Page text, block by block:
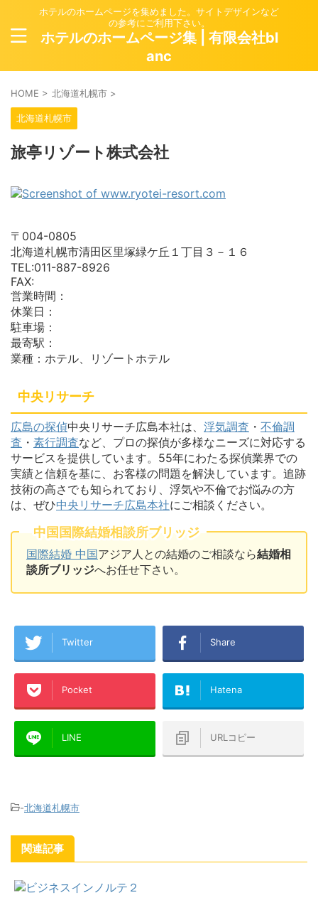
ホテルのホームページを集めました。サイトデザインなど
の参考にご利用下さい。
ホテルのホームページ集 | 有限会社bl
anc
HOME > 北海道札幌市 >
北海道札幌市
旅亭リゾート株式会社
〒004-0805
北海道札幌市清田区里塚緑ケ丘１丁目３－１６
TEL:011-887-8926
FAX:
営業時間：
休業日：
駐車場：
最寄駅：
業種：ホテル、リゾートホテル
中央リサーチ
広島の探偵中央リサーチ広島本社は、 浮気調査 ・ 不倫調
査 ・ 素行調査など、プロの探偵が多様なニーズに対応する
サービスを提供しています。55年にわたる探偵業界での
実績と信頼を基に、お客様の問題を解決しています。追跡
技術の高さでも知られており、浮気や不倫でお悩みの方
は、ぜひ中央リサーチ広島本社にご相談ください。
中国国際結婚相談所ブリッジ
国際結婚 中国アジア人との結婚のご相談なら結婚相
談所ブリッジへお任せ下さい。
Twitter Share
Pocket Hatena
LINE URLコピー
-北海道札幌市
関連記事